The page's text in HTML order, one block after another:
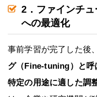
2．ファインチ
への最適化
事前学習が完了した後
グ（Fine-tuning）と呼
特定の用途に適した調